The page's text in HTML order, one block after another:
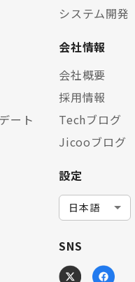
システム開発
ート
会社情報
会社概要
採用情報
Techブログ
Jicooブログ
設定
SNS